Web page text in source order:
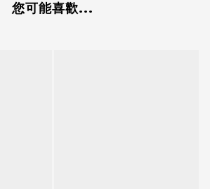
您可能喜歡...